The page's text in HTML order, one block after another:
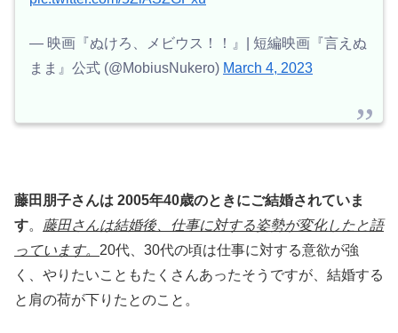
— 映画『ぬけろ、メビウス！！』| 短編映画『言えぬ
まま』公式 (@MobiusNukero) March 4, 2023
藤田朋子さんは 2005年40歳のときにご結婚されていま
す。 藤田さんは結婚後、仕事に対する姿勢が変化したと語
っています。 20代、30代の頃は仕事に対する意欲が強
く、やりたいこともたくさんあったそうですが、結婚する
と肩の荷が下りたとのこと。